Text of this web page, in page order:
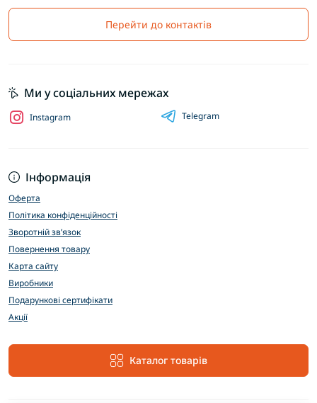
Перейти до контактів
Інформація
Оферта
Політика конфіденційності
Зворотній зв’язок
Повернення товару
Карта сайту
Виробники
Подарункові сертифікати
Акції
Каталог товарів
Ми у соціальних мережах
Instagram Telegram